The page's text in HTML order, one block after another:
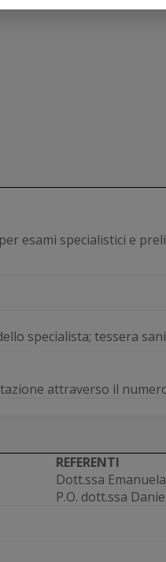
esami specialistici e
specialista; tessera
attraverso il
REFERENTI
Dott.ssa
P.O. dott.ssa